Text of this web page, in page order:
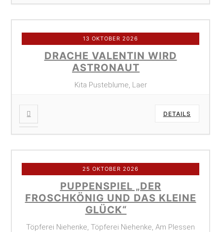
13 OKTOBER 2026
DRACHE VALENTIN WIRD
ASTRONAUT
Kita Pusteblume, Laer
DETAILS
25 OKTOBER 2026
PUPPENSPIEL „DER
FROSCHKÖNIG UND DAS KLEINE
GLÜCK“
Töpferei Niehenke, Töpferei Niehenke, Am Plessen